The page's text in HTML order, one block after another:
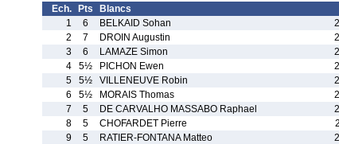
Ech. Pts Blancs
1
6 BELKAID Sohan
2
7 DROIN Augustin
3
6 LAMAZE Simon
4
5½ PICHON Ewen
5
5½ VILLENEUVE Robin
6
5½ MORAIS Thomas
7
5 DE CARVALHO MASSABO Raphael
8
5 CHOFARDET Pierre
9
5 RATIER-FONTANA Matteo